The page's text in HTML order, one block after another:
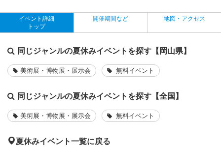
イベント詳細
トップ
開催期間など 地図・アクセス
同じジャンルの夏休みイベントを探す【岡山県】
美術展・博物展・展示会 無料イベント
同じジャンルの夏休みイベントを探す【全国】
美術展・博物展・展示会 無料イベント
夏休みイベント一覧に戻る